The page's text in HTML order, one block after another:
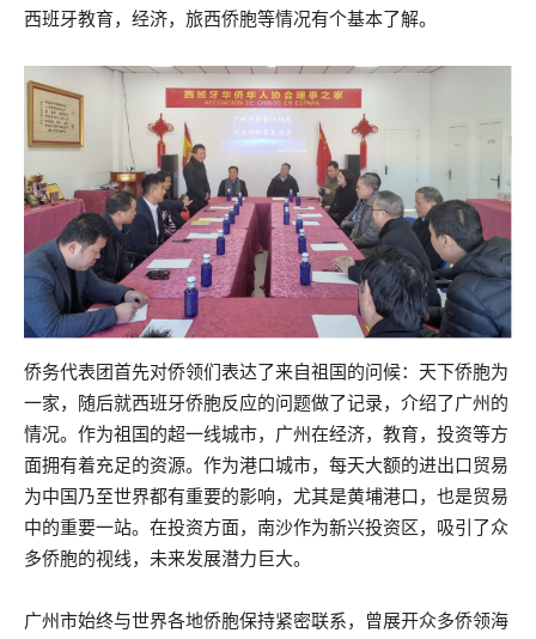
西班牙教育，经济，旅西侨胞等情况有个基本了解。
侨务代表团首先对侨领们表达了来自祖国的问候：天下侨胞为
一家，随后就西班牙侨胞反应的问题做了记录，介绍了广州的
情况。作为祖国的超一线城市，广州在经济，教育，投资等方
面拥有着充足的资源。作为港口城市，每天大额的进出口贸易
为中国乃至世界都有重要的影响，尤其是黄埔港口，也是贸易
中的重要一站。在投资方面，南沙作为新兴投资区，吸引了众
多侨胞的视线，未来发展潜力巨大。
广州市始终与世界各地侨胞保持紧密联系，曾展开众多侨领海